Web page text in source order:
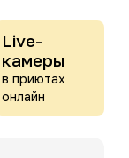
Live-
камеры
в приютах
онлайн